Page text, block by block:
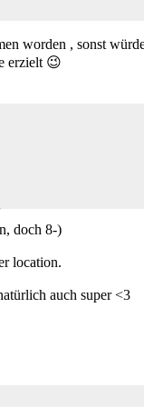
worden , sonst
erzielt 😉
doch 8-)
location.
auch super <3